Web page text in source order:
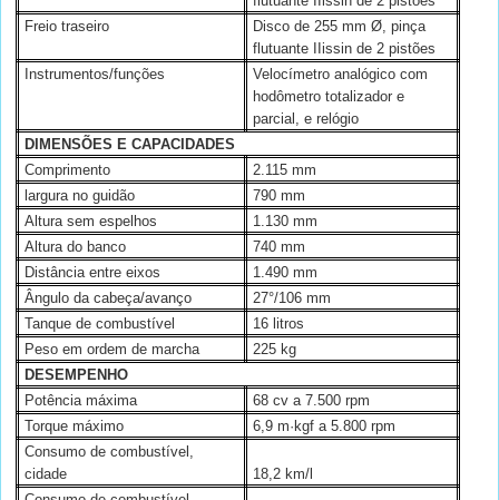
Freio traseiro
Disco de 255 mm Ø, pinça
flutuante IIissin de 2 pistões
Instrumentos/funções
Velocímetro analógico com
hodômetro totalizador e
parcial, e relógio
DIMENSÕES E CAPACIDADES
Comprimento
2.115 mm
largura no guidão
790 mm
Altura sem espelhos
1.130 mm
Altura do banco
740 mm
Distância entre eixos
1.490 mm
Ângulo da cabeça/avanço
27°/106 mm
Tanque de combustível
16 litros
Peso em ordem de marcha
225 kg
DESEMPENHO
Potência máxima
68 cv a 7.500 rpm
Torque máximo
6,9 m·kgf a 5.800 rpm
Consumo de combustível,
cidade
18,2 km/l